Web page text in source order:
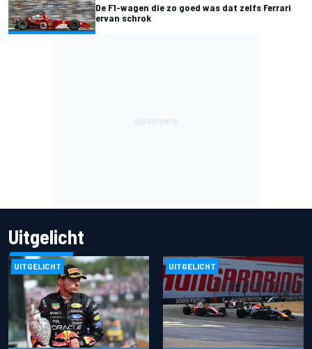
De F1-wagen die zo goed was dat zelfs Ferrari
ervan schrok
Uitgelicht
UITGELICHT UITGELICHT